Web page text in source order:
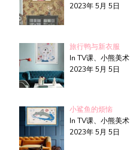
2023年 5月 5日
旅行鸭与新衣服
In TV课、小熊美术
2023年 5月 5日
小鲨鱼的烦恼
In TV课、小熊美术
2023年 5月 5日